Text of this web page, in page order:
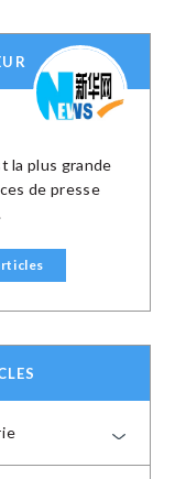
la plus grande
de presse